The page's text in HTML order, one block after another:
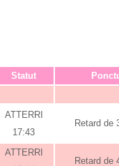
Statut
ATTERRI
17:43
Retard de
ATTERRI
Retard de